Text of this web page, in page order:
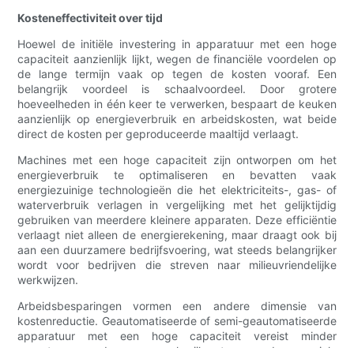
Kosteneffectiviteit over tijd
Hoewel de initiële investering in apparatuur met een hoge
capaciteit aanzienlijk lijkt, wegen de financiële voordelen op
de lange termijn vaak op tegen de kosten vooraf. Een
belangrijk voordeel is schaalvoordeel. Door grotere
hoeveelheden in één keer te verwerken, bespaart de keuken
aanzienlijk op energieverbruik en arbeidskosten, wat beide
direct de kosten per geproduceerde maaltijd verlaagt.
Machines met een hoge capaciteit zijn ontworpen om het
energieverbruik te optimaliseren en bevatten vaak
energiezuinige technologieën die het elektriciteits-, gas- of
waterverbruik verlagen in vergelijking met het gelijktijdig
gebruiken van meerdere kleinere apparaten. Deze efficiëntie
verlaagt niet alleen de energierekening, maar draagt ​​ook bij
aan een duurzamere bedrijfsvoering, wat steeds belangrijker
wordt voor bedrijven die streven naar milieuvriendelijke
werkwijzen.
Arbeidsbesparingen vormen een andere dimensie van
kostenreductie. Geautomatiseerde of semi-geautomatiseerde
apparatuur met een hoge capaciteit vereist minder